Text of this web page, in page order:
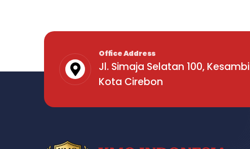
Office Address
Jl. Simaja Selatan 100, Kesambi
Kota Cirebon